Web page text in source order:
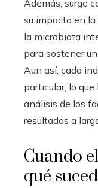
Además, surge
su impacto en
la microbiota
para sostener
Aun así, cada
particular, lo
análisis de los
resultados a
Cuando
qué